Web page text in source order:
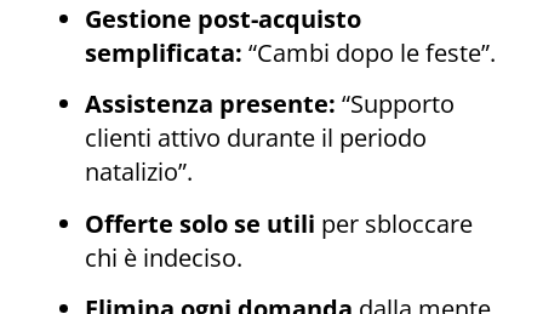
Gestione post-acquisto
semplificata: “Cambi dopo le feste”.
Assistenza presente: “Supporto
clienti attivo durante il periodo
natalizio”.
Offerte solo se utili per sbloccare
chi è indeciso.